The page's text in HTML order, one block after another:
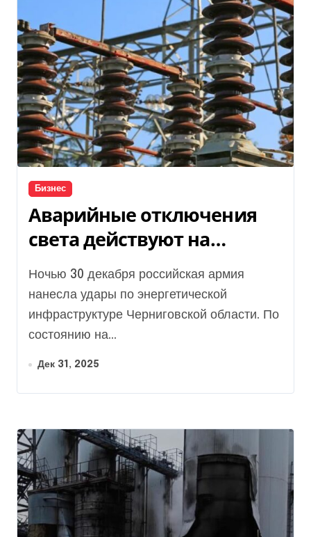
Бизнес
Аварийные отключения
света действуют на
левобережье Киева и в
двух областях
Ночью 30 декабря российская армия
нанесла удары по энергетической
инфраструктуре Черниговской области. По
состоянию на...
Дек 31, 2025